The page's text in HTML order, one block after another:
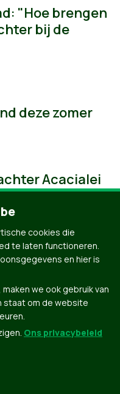
"Hoe brengen
bij de
deze zomer
Acacialei
cookies die
te laten functioneren.
en hier is
we ook gebruik van
staat om de website
Ons privacybeleid